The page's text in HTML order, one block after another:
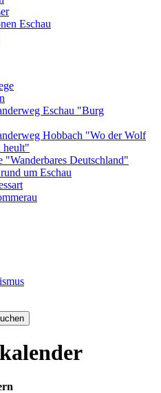
Eschau
Eschau "Burg
Hobbach "Wo der Wolf
heult"
"Wanderbares Deutschland"
um Eschau